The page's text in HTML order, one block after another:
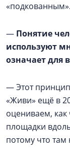
«подкованным».
— Понятие
используют
означает для
— Этот
«Живи» ещё в
оцениваем, как
площадки
потому что там